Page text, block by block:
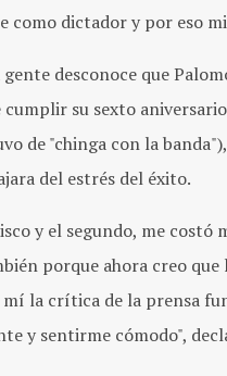
como dictador y por eso
gente desconoce que
cumplir su sexto
de "chinga con la
del estrés del éxito.
y el segundo, me
porque ahora creo
la crítica de la prensa
y sentirme cómodo",